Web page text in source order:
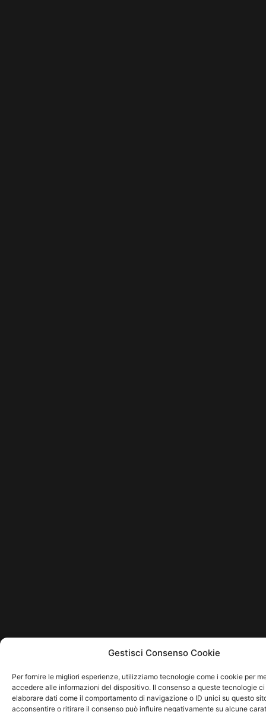
Gestisci Consenso Cookie
Per fornire le migliori esperienze, utilizziamo tecnologie come i cookie per
accedere alle informazioni del dispositivo. Il consenso a queste tecnologie
elaborare dati come il comportamento di navigazione o ID unici su questo
acconsentire o ritirare il consenso può influire negativamente su alcune